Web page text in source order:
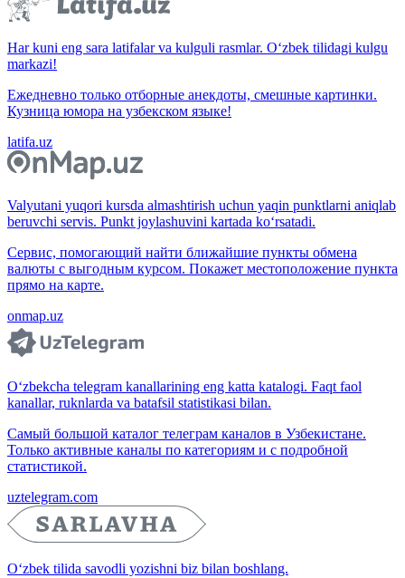
Har kuni eng sara latifalar va kulguli rasmlar. O‘zbek tilidagi kulgu
markazi!
Ежедневно только отборные анекдоты, смешные картинки.
Кузница юмора на узбекском языке!
latifa.uz
Valyutani yuqori kursda almashtirish uchun yaqin punktlarni aniqlab
beruvchi servis. Punkt joylashuvini kartada ko‘rsatadi.
Сервис, помогающий найти ближайшие пункты обмена
валюты с выгодным курсом. Покажет местоположение пункта
прямо на карте.
onmap.uz
O‘zbekcha telegram kanallarining eng katta katalogi. Faqt faol
kanallar, ruknlarda va batafsil statistikasi bilan.
Самый большой каталог телеграм каналов в Узбекистане.
Только активные каналы по категориям и с подробной
статистикой.
uztelegram.com
O‘zbek tilida savodli yozishni biz bilan boshlang.